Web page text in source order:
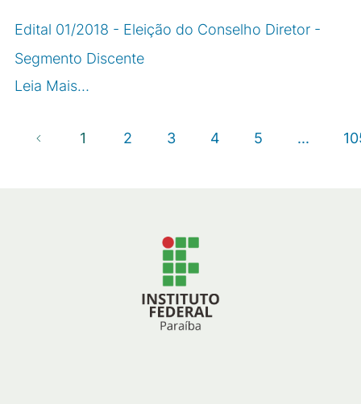
Edital 01/2018 - Eleição do Conselho Diretor -
Segmento Discente
Leia Mais…
1 2 3 4 5 ...